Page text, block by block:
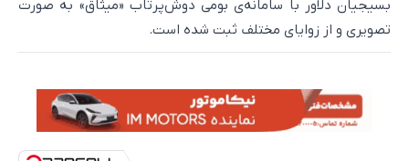
بسیجیان دلاور با سامانه‌ی بومی دوش‌پرتاب «میثاق» به صورت
تصویری و از زوایای مختلف ثبت شده است.